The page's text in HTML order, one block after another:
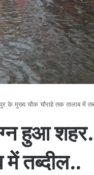
के मुख्य चौक चौराहे तक तालाब में
हुआ
में तब्दील..